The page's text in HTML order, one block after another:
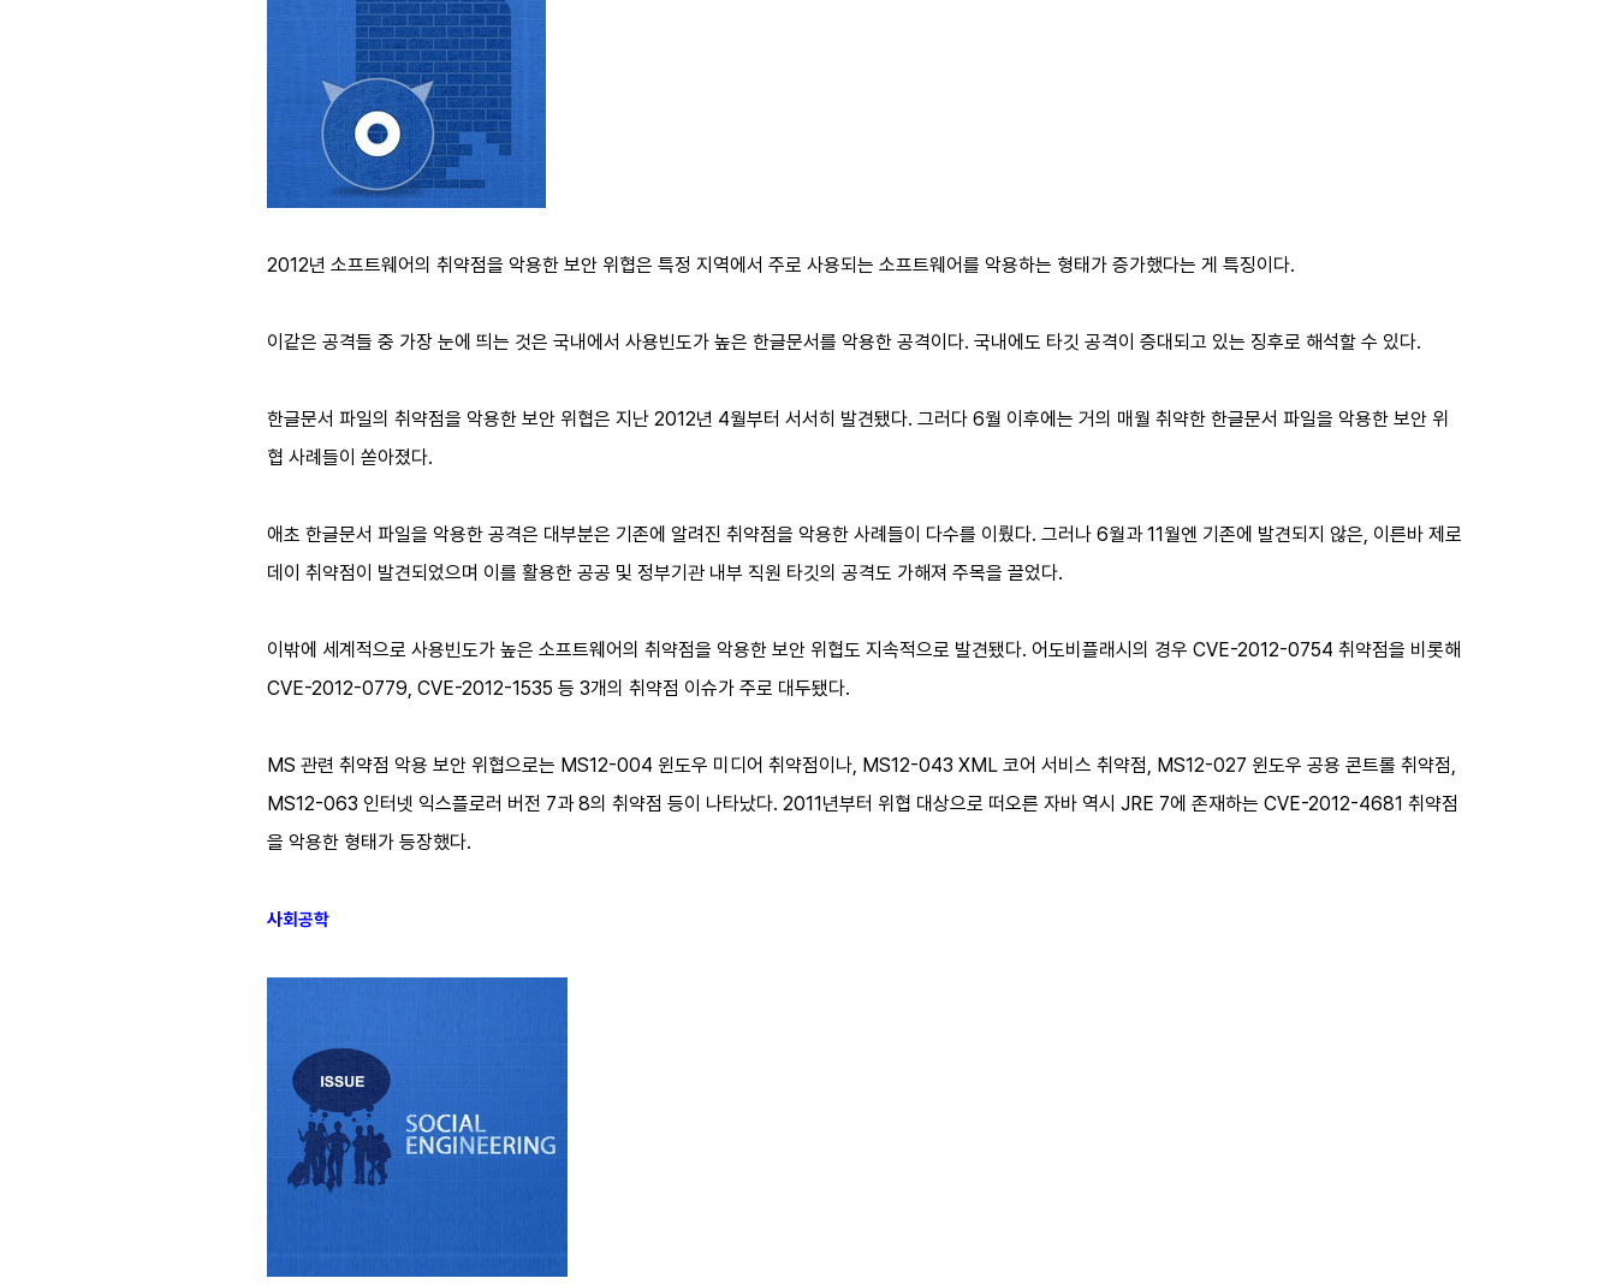
2012년 소프트웨어의 취약점을 악용한 보안 위협은 특정 지역에서 주로 사용되는 소프트웨어를 악용하는 형태가 증가했다는 게 특징이다.
이같은 공격들 중 가장 눈에 띄는 것은 국내에서 사용빈도가 높은 한글문서를 악용한 공격이다. 국내에도 타깃 공격이 증대되고 있는 징후로 해석할 수 있다.
한글문서 파일의 취약점을 악용한 보안 위협은 지난 2012년 4월부터 서서히 발견됐다. 그러다 6월 이후에는 거의 매월 취약한 한글문서 파일을 악용한 보안 위
협 사례들이 쏟아졌다.
애초 한글문서 파일을 악용한 공격은 대부분은 기존에 알려진 취약점을 악용한 사례들이 다수를 이뤘다. 그러나 6월과 11월엔 기존에 발견되지 않은, 이른바 제로
데이 취약점이 발견되었으며 이를 활용한 공공 및 정부기관 내부 직원 타깃의 공격도 가해져 주목을 끌었다.
이밖에 세계적으로 사용빈도가 높은 소프트웨어의 취약점을 악용한 보안 위협도 지속적으로 발견됐다. 어도비플래시의 경우 CVE-2012-0754 취약점을 비롯해
CVE-2012-0779, CVE-2012-1535 등 3개의 취약점 이슈가 주로 대두됐다.
MS 관련 취약점 악용 보안 위협으로는 MS12-004 윈도우 미디어 취약점이나, MS12-043 XML 코어 서비스 취약점, MS12-027 윈도우 공용 콘트롤 취약점,
MS12-063 인터넷 익스플로러 버전 7과 8의 취약점 등이 나타났다. 2011년부터 위협 대상으로 떠오른 자바 역시 JRE 7에 존재하는 CVE-2012-4681 취약점
을 악용한 형태가 등장했다.
사회공학